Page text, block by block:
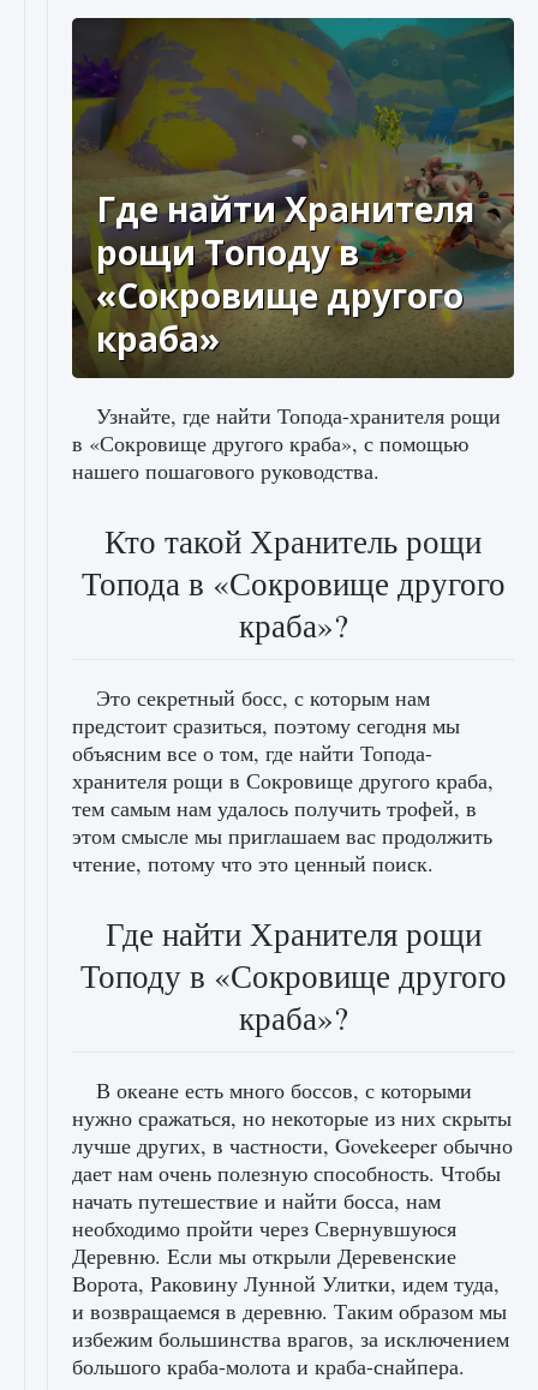
Где найти Хранителя
рощи Топоду в
«Сокровище другого
краба»
Узнайте, где найти Топода-хранителя рощи
в «Сокровище другого краба», с помощью
нашего пошагового руководства.
Кто такой Хранитель рощи
Топода в «Сокровище другого
краба»?
Это секретный босс, с которым нам
предстоит сразиться, поэтому сегодня мы
объясним все о том, где найти Топода-
хранителя рощи в Сокровище другого краба,
тем самым нам удалось получить трофей, в
этом смысле мы приглашаем вас продолжить
чтение, потому что это ценный поиск.
Где найти Хранителя рощи
Топоду в «Сокровище другого
краба»?
В океане есть много боссов, с которыми
нужно сражаться, но некоторые из них скрыты
лучше других, в частности, Govekeeper обычно
дает нам очень полезную способность. Чтобы
начать путешествие и найти босса, нам
необходимо пройти через Свернувшуюся
Деревню. Если мы открыли Деревенские
Ворота, Раковину Лунной Улитки, идем туда,
и возвращаемся в деревню. Таким образом мы
избежим большинства врагов, за исключением
большого краба-молота и краба-снайпера.